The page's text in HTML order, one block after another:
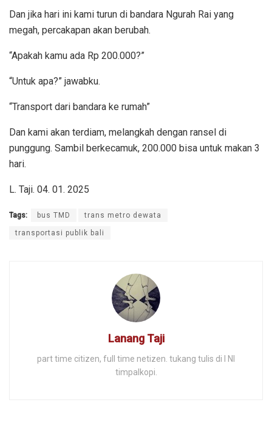
Dan jika hari ini kami turun di bandara Ngurah Rai yang
megah, percakapan akan berubah.
“Apakah kamu ada Rp 200.000?”
“Untuk apa?” jawabku.
“Transport dari bandara ke rumah”
Dan kami akan terdiam, melangkah dengan ransel di
punggung. Sambil berkecamuk, 200.000 bisa untuk makan 3
hari.
L. Taji. 04. 01. 2025
Tags: bus TMD trans metro dewata
transportasi publik bali
Lanang Taji
part time citizen, full time netizen. tukang tulis di I NI
timpalkopi.